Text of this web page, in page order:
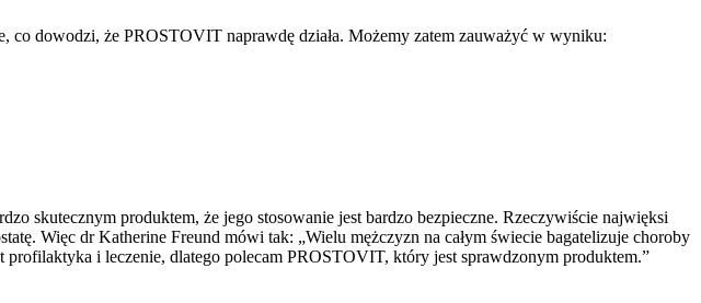
co dowodzi, że PROSTOVIT naprawdę działa. Możemy zatem zauważyć w wyniku:
skutecznym produktem, że jego stosowanie jest bardzo bezpieczne. Rzeczywiście najwięksi
Więc dr Katherine Freund mówi tak: „Wielu mężczyzn na całym świecie bagatelizuje choroby
i leczenie, dlatego polecam PROSTOVIT, który jest sprawdzonym produktem.”